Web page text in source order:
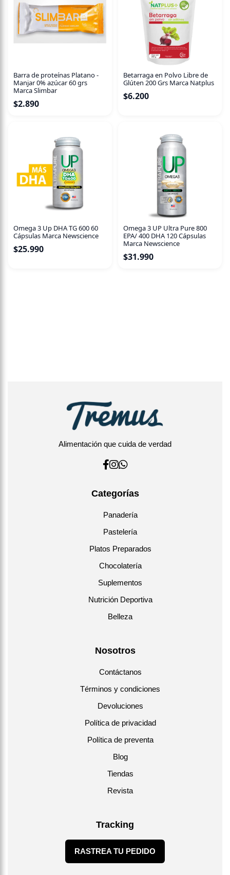
Barra de proteínas Platano -
Manjar 0% azúcar 60 grs
Marca Slimbar
$2.890
Betarraga en Polvo Libre de
Glúten 200 Grs Marca Natplus
$6.200
Omega 3 Up DHA TG 600 60
Cápsulas Marca Newscience
$25.990
Omega 3 UP Ultra Pure 800
EPA/ 400 DHA 120 Cápsulas
Marca Newscience
$31.990
Alimentación que cuida de verdad
Categorías
Panadería
Pastelería
Platos Preparados
Chocolatería
Suplementos
Nutrición Deportiva
Belleza
Nosotros
Contáctanos
Términos y condiciones
Devoluciones
Política de privacidad
Política de preventa
Blog
Tiendas
Revista
Tracking
RASTREA TU PEDIDO